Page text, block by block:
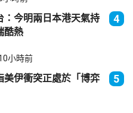
：今明兩日本港天氣持
酷熱
4
小時前
美伊衝突正處於「博弈
5